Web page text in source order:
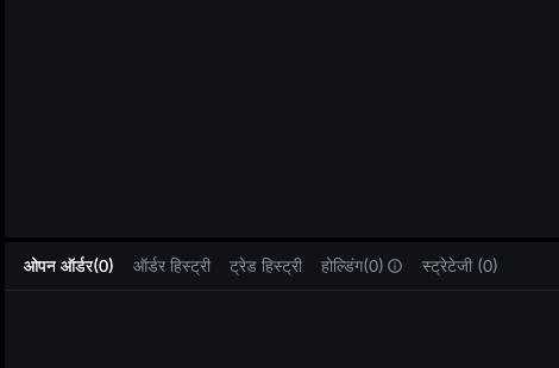
ओपन ऑर्डर(0) ऑर्डर हिस्ट्री ट्रेड हिस्ट्री होल्डिंग(0) स्ट्रेटेजी (0)